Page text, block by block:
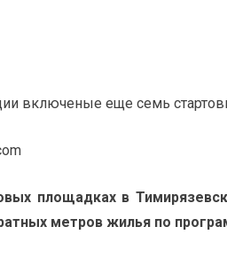
площадках в
метров жилья по